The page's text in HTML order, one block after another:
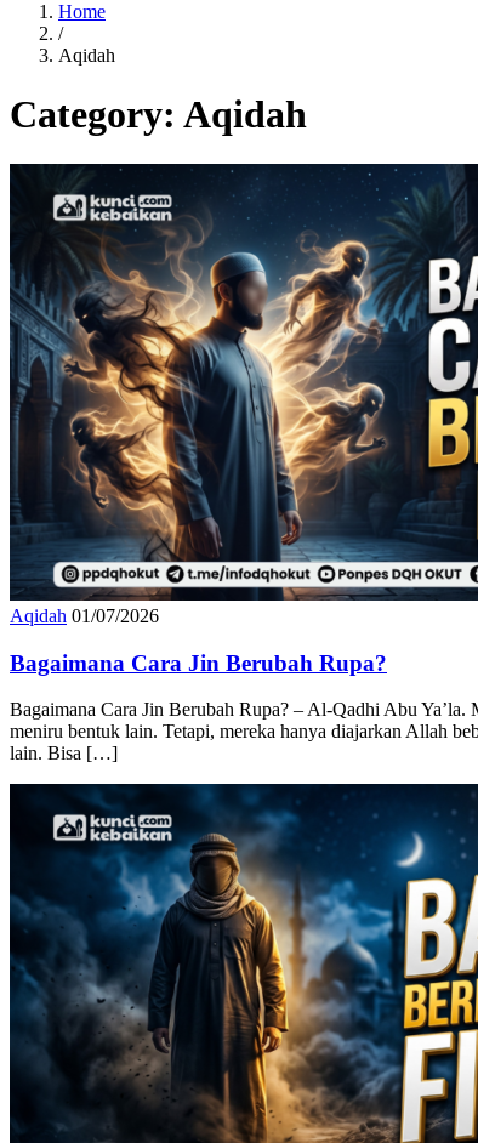
Home
/
Aqidah
Category: Aqidah
Aqidah 01/07/2026
Bagaimana Cara Jin Berubah Rupa?
Bagaimana Cara Jin Berubah Rupa? – Al-Qadhi Abu Ya’la.
meniru bentuk lain. Tetapi, mereka hanya diajarkan Allah
lain. Bisa […]